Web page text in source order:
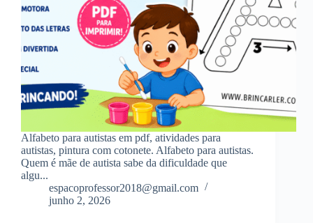
Alfabeto para autistas em pdf, atividades para
autistas, pintura com cotonete. Alfabeto para autistas.
Quem é mãe de autista sabe da dificuldade que
algu...
espacoprofessor2018@gmail.com
junho 2, 2026